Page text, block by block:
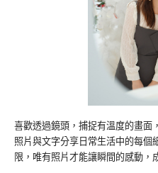
喜歡透過鏡頭，捕捉有溫度的畫面
照片與文字分享日常生活中的每個
限，唯有照片才能讓瞬間的感動，